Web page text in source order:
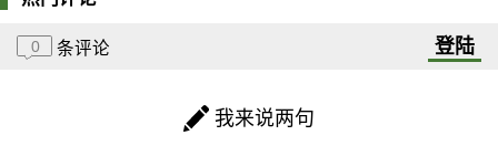
0 条评论 登陆
我来说两句